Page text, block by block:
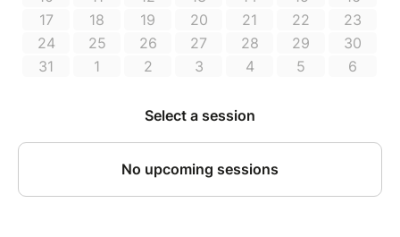
et plus révélatrice de l’être que celle du mental. »
Dominique Dupuy, danseur et chorégraphe de danse
moderne et contemporaine.
L’atelier est un temps pour soi, avec les autres, durant
lequel chaque personne (re)découvre ses ressources
physiques, émotionnelles, relationnelles en se laissant